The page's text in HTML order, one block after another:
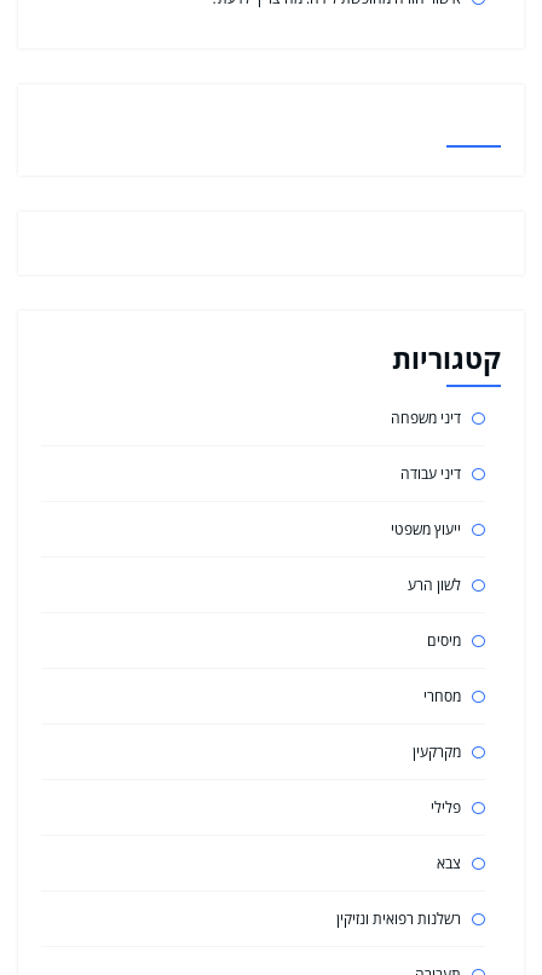
קטגוריות
דיני משפחה
דיני עבודה
ייעוץ משפטי
לשון הרע
מיסים
מסחרי
מקרקעין
פלילי
צבא
רשלנות רפואית ונזיקין